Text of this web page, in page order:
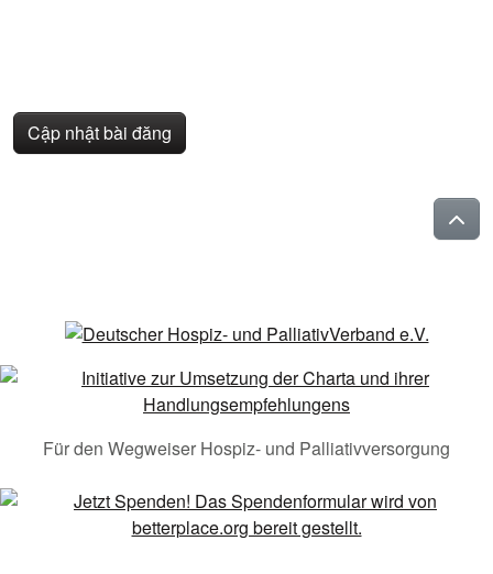
Cập nhật bài đăng
Für den Wegweiser Hospiz- und Palliativversorgung